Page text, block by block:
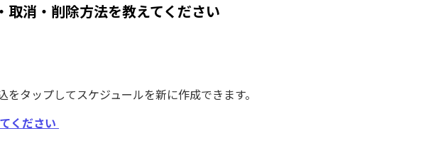
消・削除方法を教えてください
タップしてスケジュールを新に作成できます。
ください